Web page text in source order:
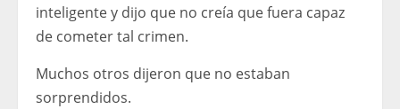
inteligente y dijo que no creía que fuera capaz
de cometer tal crimen.
Muchos otros dijeron que no estaban
sorprendidos.